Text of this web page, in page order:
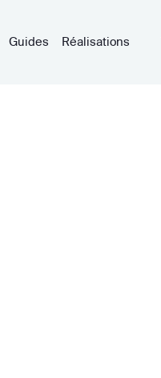
Guides Réalisations